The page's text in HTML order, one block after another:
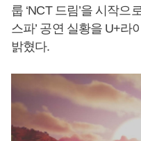
룹 ‘NCT 드림’을 시작으
스파’ 공연 실황을 U+라
밝혔다.